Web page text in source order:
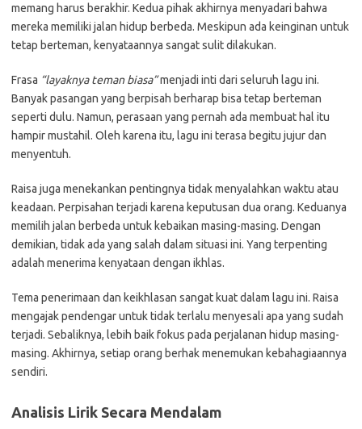
memang harus berakhir. Kedua pihak akhirnya menyadari bahwa
mereka memiliki jalan hidup berbeda. Meskipun ada keinginan untuk
tetap berteman, kenyataannya sangat sulit dilakukan.
Frasa “layaknya teman biasa”menjadi inti dari seluruh lagu ini.
Banyak pasangan yang berpisah berharap bisa tetap berteman
seperti dulu. Namun, perasaan yang pernah ada membuat hal itu
hampir mustahil. Oleh karena itu, lagu ini terasa begitu jujur dan
menyentuh.
Raisa juga menekankan pentingnya tidak menyalahkan waktu atau
keadaan. Perpisahan terjadi karena keputusan dua orang. Keduanya
memilih jalan berbeda untuk kebaikan masing-masing. Dengan
demikian, tidak ada yang salah dalam situasi ini. Yang terpenting
adalah menerima kenyataan dengan ikhlas.
Tema penerimaan dan keikhlasan sangat kuat dalam lagu ini. Raisa
mengajak pendengar untuk tidak terlalu menyesali apa yang sudah
terjadi. Sebaliknya, lebih baik fokus pada perjalanan hidup masing-
masing. Akhirnya, setiap orang berhak menemukan kebahagiaannya
sendiri.
Analisis Lirik Secara Mendalam